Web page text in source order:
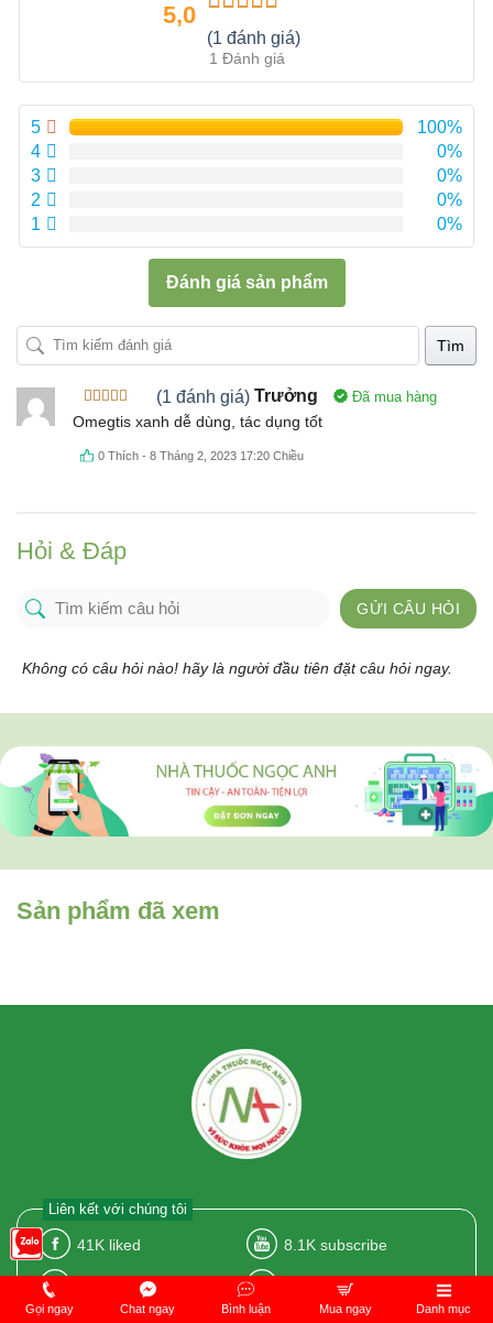
5,0
Được xếp
hạng 5.00
sao
(1 đánh giá)
1 Đánh giá
5
100%
4
0%
3
0%
2
0%
1
0%
Đánh giá sản phẩm
Tìm
Được xếp
hạng55
sao
(1 đánh giá) Trưởng Đã mua hàng
Omegtis xanh dễ dùng, tác dụng tốt
0 Thích -8 Tháng 2, 2023 17:20 Chiều
Hỏi & Đáp
GỬI CÂU HỎI
Không có câu hỏi nào! hãy là người đầu tiên đặt câu hỏi ngay.
Sản phẩm đã xem
Liên kết với chúng tôi
41K liked 8.1K subscribe
followers followed
Gọi ngay Chat ngay Bình luận Mua ngay Danh mục